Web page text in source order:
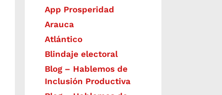
App Prosperidad
Arauca
Atlántico
Blindaje electoral
Blog – Hablemos de
Inclusión Productiva